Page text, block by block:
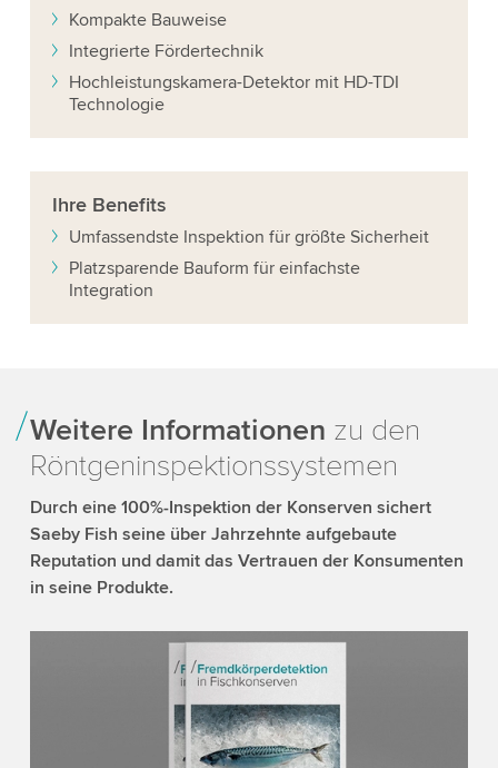
Kompakte Bauweise
Integrierte Fördertechnik
Hochleistungskamera-Detektor mit HD-TDI
Technologie
Ihre Benefits
Umfassendste Inspektion für größte Sicherheit
Platzsparende Bauform für einfachste
Integration
Weitere Informationen zu den
Röntgeninspektionssystemen
Durch eine 100%-Inspektion der Konserven sichert
Saeby Fish seine über Jahrzehnte aufgebaute
Reputation und damit das Vertrauen der Konsumenten
in seine Produkte.